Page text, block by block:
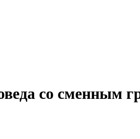
со сменным